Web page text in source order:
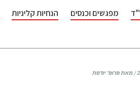
מפגשים וכנסים הנחיות קליניות